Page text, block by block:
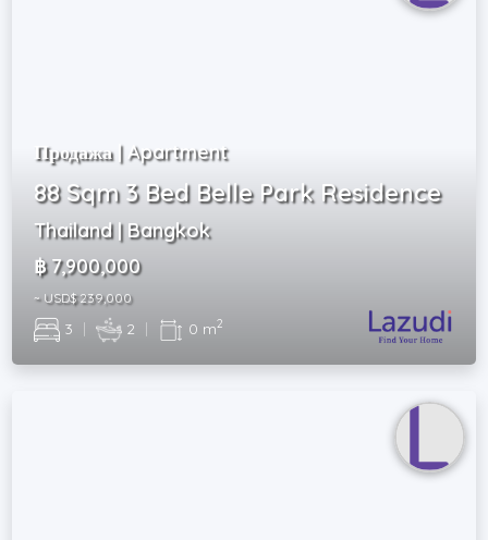
Продажа | Apartment
88 Sqm 3 Bed Belle Park Residence
Thailand | Bangkok
฿ 7,900,000
~ USD$ 239,000
3 | 2 | 0 m2